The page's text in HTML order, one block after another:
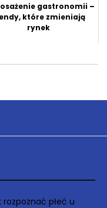
gastronomii –
które zmieniają
rynek
płeć u